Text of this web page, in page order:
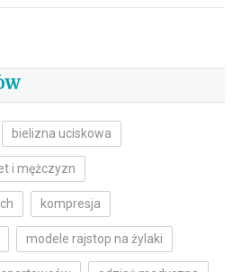
bielizna uciskowa
i mężczyzn
kompresja
modele rajstop na żylaki